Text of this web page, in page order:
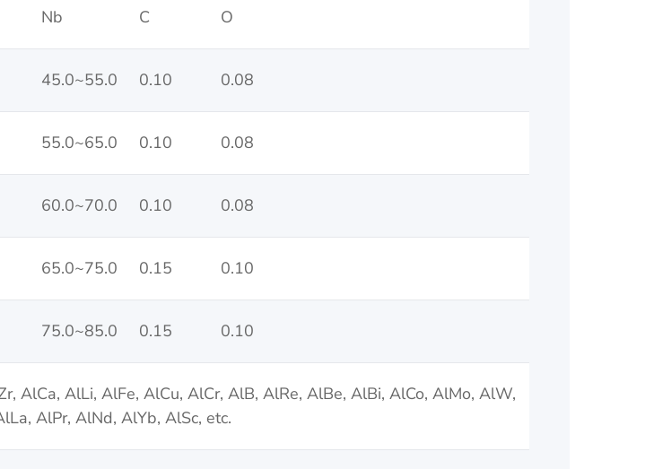
Nb C O
45.0~55.0 0.10 0.08
55.0~65.0 0.10 0.08
60.0~70.0 0.10 0.08
65.0~75.0 0.15 0.10
75.0~85.0 0.15 0.10
AlCa, AlLi, AlFe, AlCu, AlCr, AlB, AlRe, AlBe, AlBi, AlCo, AlMo, AlW,
AlPr, AlNd, AlYb, AlSc, etc.